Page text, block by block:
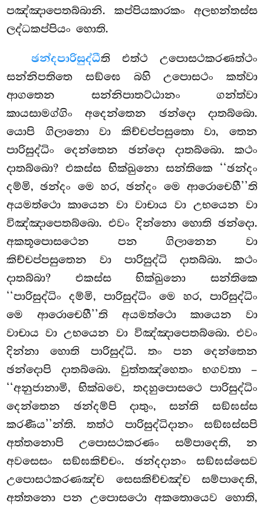
පඤ්ඤාපෙතබ්බානි. කප්පියකාරකං අලභන්තස්ස
ලද්ධකප්පියං හොති.
ඡන්දපාරිසුද්ධීති එත්ථ උපොසථකරණත්ථං
සන්නිපතිතෙ සඞ්ඝෙ බහි උපොසථං කත්වා
ආගතෙන සන්නිපාතට්ඨානං ගන්ත්වා
කායසාමග්ගිං අදෙන්තෙන ඡන්දො දාතබ්බො.
යොපි ගිලානො වා කිච්චප්පසුතො වා, තෙන
පාරිසුද්ධිං දෙන්තෙන ඡන්දො දාතබ්බො. කථං
දාතබ්බො? එකස්ස භික්ඛුනො සන්තිකෙ ‘‘ඡන්දං
දම්මි, ඡන්දං මෙ හර, ඡන්දං මෙ ආරොචෙහී’’ති
අයමත්ථො කායෙන වා වාචාය වා උභයෙන වා
විඤ්ඤාපෙතබ්බො. එවං දින්නො හොති ඡන්දො.
අකතූපොසථෙන පන ගිලානෙන වා
කිච්චප්පසුතෙන වා පාරිසුද්ධිදාතබ්බා. කථං
දාතබ්බා? එකස්ස භික්ඛුනො සන්තිකෙ
‘‘පාරිසුද්ධිං දම්මි, පාරිසුද්ධිං මෙ හර, පාරිසුද්ධිං
මෙ ආරොචෙහී’’ති අයමත්ථො කායෙන වා
වාචාය වා උභයෙන වා විඤ්ඤාපෙතබ්බො. එවං
දින්නා හොති පාරිසුද්ධි. තං පන දෙන්තෙන
ඡන්දොපි දාතබ්බො. වුත්තඤ්හෙතං භගවතා –
‘‘අනුජානාමි, භික්ඛවෙ, තදහුපොසථෙ පාරිසුද්ධිං
දෙන්තෙන ඡන්දම්පි දාතුං, සන්ති සඞ්ඝස්ස
කරණීය’’න්ති. තත්ථ පාරිසුද්ධිදානං සඞ්ඝස්සපි
අත්තනොපි උපොසථකරණං සම්පාදෙති, න
අවසෙසං සඞ්ඝකිච්චං. ඡන්දදානං සඞ්ඝස්සෙව
උපොසථකරණඤ්ච සෙසකිච්චඤ්ච සම්පාදෙති,
අත්තනො පන උපොසථො අකතොයෙව හොති,